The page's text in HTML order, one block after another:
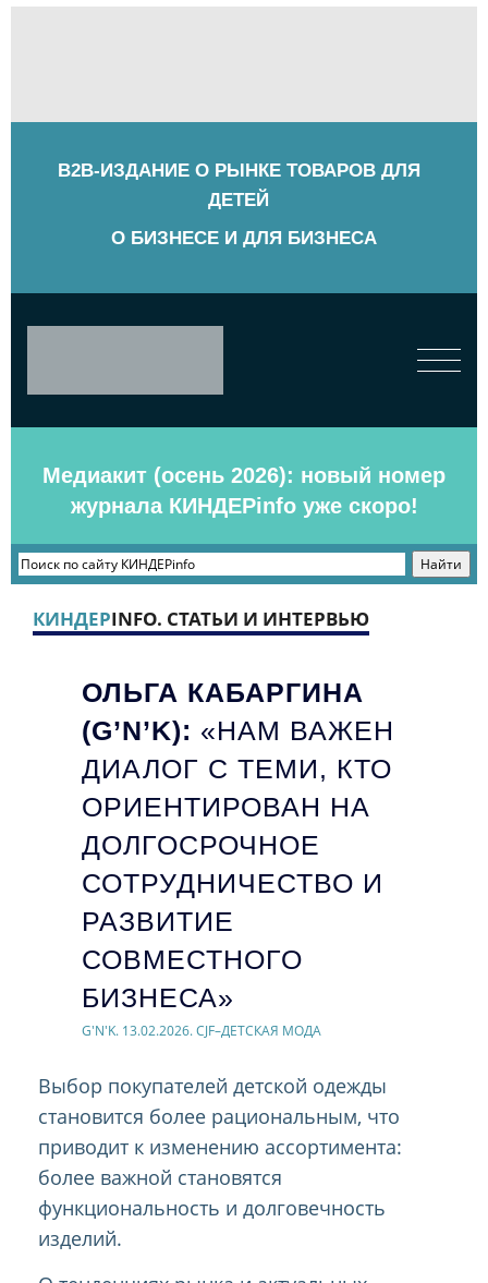
B2B-ИЗДАНИЕ О РЫНКЕ ТОВАРОВ ДЛЯ
ДЕТЕЙ
О БИЗНЕСЕ И ДЛЯ БИЗНЕСА
Медиакит (осень 2026): новый номер
журнала КИНДЕРinfo уже скоро!
КИНДЕРINFO. СТАТЬИ И ИНТЕРВЬЮ
ОЛЬГА КАБАРГИНА
(G’N’K): «НАМ ВАЖЕН
ДИАЛОГ С ТЕМИ, КТО
ОРИЕНТИРОВАН НА
ДОЛГОСРОЧНОЕ
СОТРУДНИЧЕСТВО И
РАЗВИТИЕ
СОВМЕСТНОГО
БИЗНЕСА»
G'N'K. 13.02.2026. CJF–ДЕТСКАЯ МОДА
Выбор покупателей детской одежды
становится более рациональным, что
приводит к изменению ассортимента:
более важной становятся
функциональность и долговечность
изделий.